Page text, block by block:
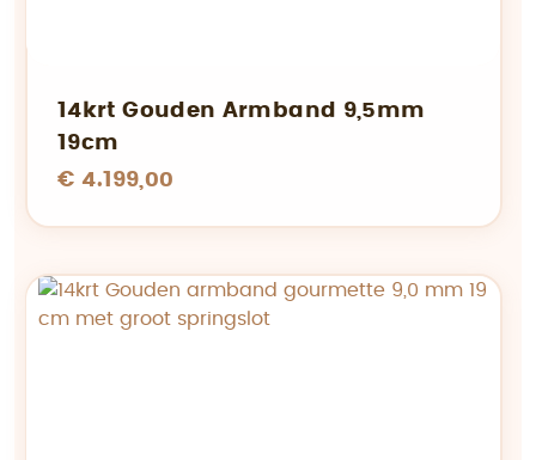
14krt Gouden Armband 9,5mm
19cm
€ 4.199,00